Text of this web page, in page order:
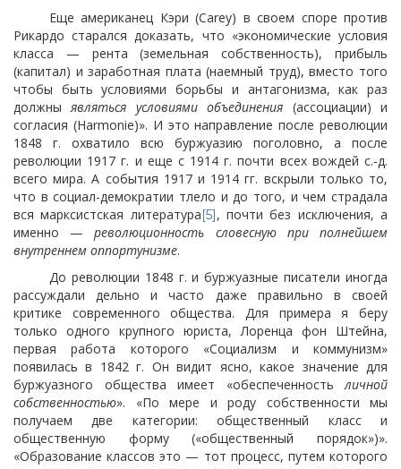
Еще американец Кэри (Carey) в своем споре против
Рикардо старался доказать, что «экономические условия
класса — рента (земельная собственность), прибыль
(капитал) и заработная плата (наемный труд), вместо того
чтобы быть условиями борьбы и антагонизма, как раз
должныявляться условиями объединения (ассоциации) и
согласия (Harmonie)». И это направление после революции
1848 г. охватило всю буржуазию поголовно, а после
революции 1917 г. и еще с 1914 г. почти всех вождей с.-д.
всего мира. А события 1917 и 1914 гг. вскрыли только то,
что в социал-демократии тлело и до того, и чем страдала
вся марксистская литература[5], почти без исключения, а
именно —революционность словесную при полнейшем
внутреннем оппортунизме.
До революции 1848 г. и буржуазные писатели иногда
рассуждали дельно и часто даже правильно в своей
критике современного общества. Для примера я беру
только одного крупного юриста, Лоренца фон Штейна,
первая работа которого «Социализм и коммунизм»
появилась в 1842 г. Он видит ясно, какое значение для
буржуазного общества имеет «обеспеченностьличной
собственностью». «По мере и роду собственности мы
получаем две категории: общественный класс и
общественную форму («общественный порядок»)».
«Образование классов это — тот процесс, путем которого